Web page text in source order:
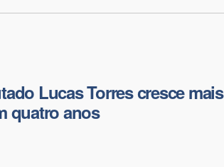
Lucas Torres cresce mais
quatro anos